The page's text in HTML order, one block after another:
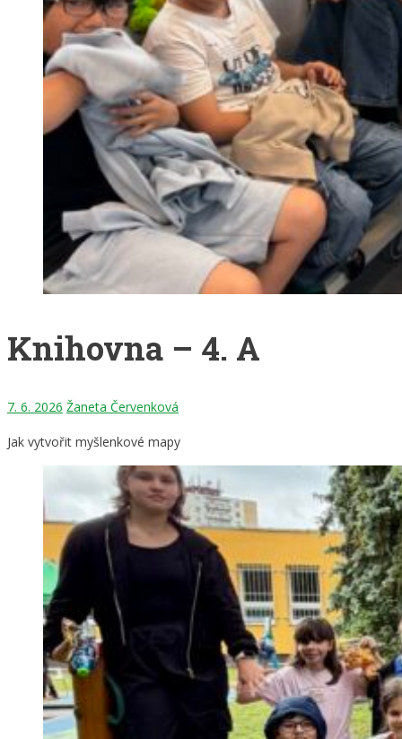
Knihovna – 4. A
7. 6. 2026 Žaneta Červenková
Jak vytvořit myšlenkové mapy